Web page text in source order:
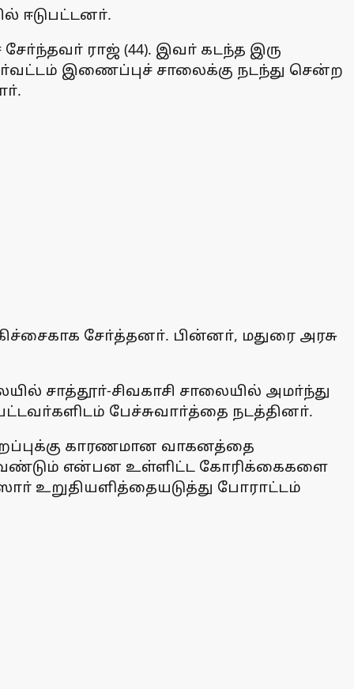
ஈடுபட்டனா்.
சோ்ந்தவா் ராஜ் (44). இவா் கடந்த இரு
இணைப்புச் சாலைக்கு நடந்து சென்ற
சோ்த்தனா். பின்னா், மதுரை அரசு
சாத்தூா்-சிவகாசி சாலையில் அமா்ந்து
பேச்சுவாா்த்தை நடத்தினா்.
காரணமான வாகனத்தை
வேண்டும் என்பன உள்ளிட்ட கோரிக்கைகளை
உறுதியளித்தையடுத்து போராட்டம்